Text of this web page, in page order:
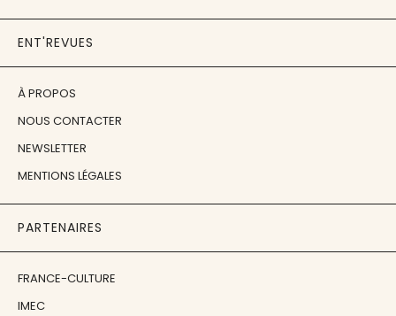
ENT'REVUES
À PROPOS
NOUS CONTACTER
NEWSLETTER
MENTIONS LÉGALES
PARTENAIRES
FRANCE-CULTURE
IMEC